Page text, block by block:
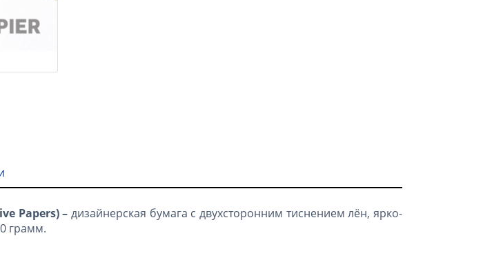
Papers) –дизайнерская бумага с двухсторонним тиснением лён, ярко-
грамм.